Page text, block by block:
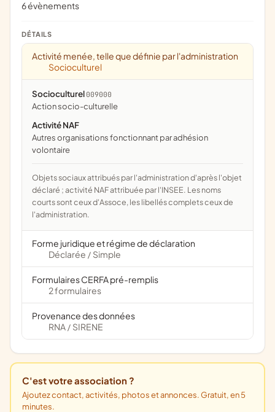
6 évènements
DÉTAILS
Activité menée, telle que définie par l'administration
Socioculturel
Socioculturel 009000
action socio-culturelle
Activité NAF
Autres organisations fonctionnant par adhésion
volontaire
Objets sociaux attribués par l'administration d'après l'objet
déclaré ; activité NAF attribuée par l'INSEE. Les noms
courts sont ceux d'Assoce, les libellés complets ceux de
l'administration.
Forme juridique et régime de déclaration
Déclarée / Simple
Formulaires CERFA pré-remplis
2 formulaires
Provenance des données
RNA / SIRENE
C'est votre association ?
Ajoutez contact, activités, photos et annonces. Gratuit, en 5
minutes.